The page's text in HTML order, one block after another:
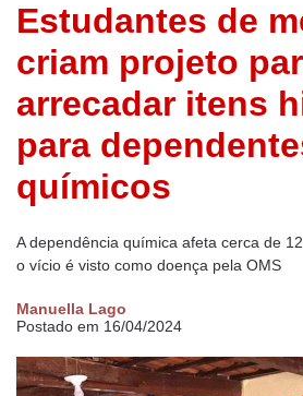
Estudantes de
criam projeto
arrecadar itens
para
químicos
A dependência química afeta cerca de
o vício é visto como doença pela OMS
Manuella Lago
Postado em 16/04/2024